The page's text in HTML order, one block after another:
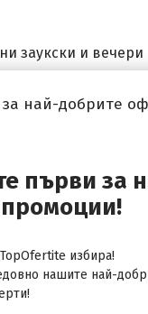
заукски и вечери
на вечер
52 евро на вечер
най-добрите
първи за
избира!
нашите най-